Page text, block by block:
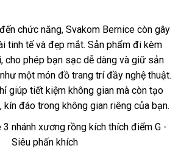
chức năngtiki
, Svakom Bernice còn gây
tinh tếan
toàn
và đẹp mắtnơi
nào
. Sản phẩm đi kèm
địa
nổi
tiếng
, cho phép bạn sạc dễ dàng phản
hồi
và giữ sản
một món đồ trang trí đầy nghệ thuật.
giúp tiết kiệm không gian to
mà còn tạo
hàng
giả
, kín đáo trong không gian lấy
hàng
riêng Pháp
của bạn.